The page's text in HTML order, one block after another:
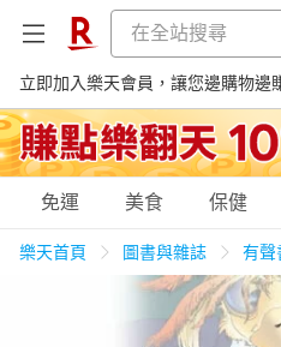
立即加入樂天會員，讓您邊購物邊
購物網分類
美食蛋糕
免運 美食 保健
樂天首頁 圖書與雜誌 有聲